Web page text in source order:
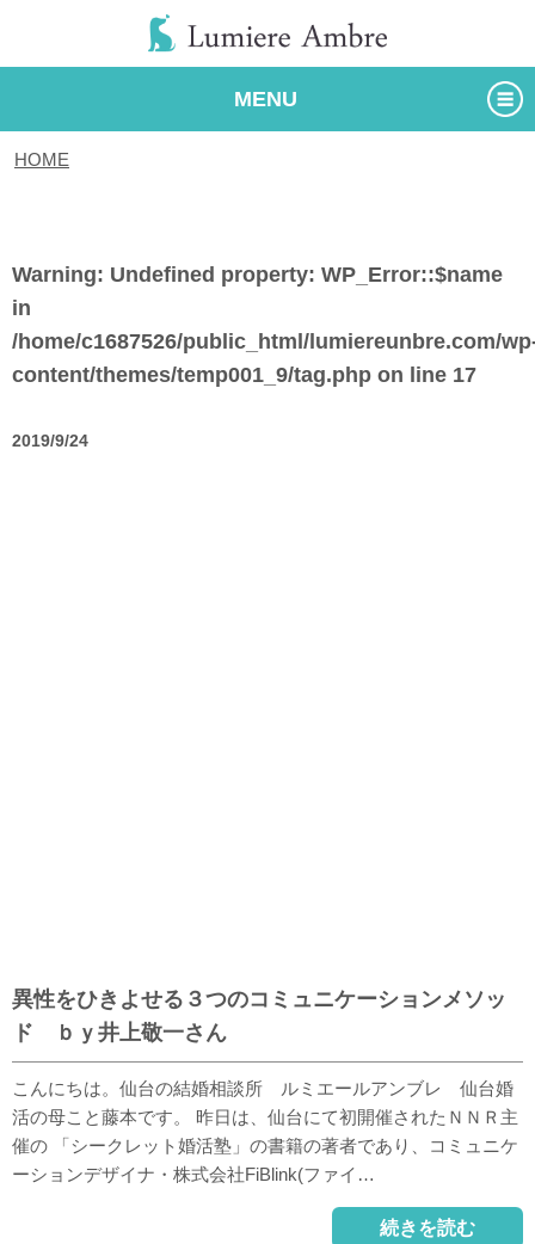
MENU
HOME
Warning: Undefined property: WP_Error::$name
in
/home/c1687526/public_html/lumiereunbre.com/
content/themes/temp001_9/tag.php on line 17
2019/9/24
異性をひきよせる３つのコミュニケーションメソッ
ド ｂｙ井上敬一さん
こんにちは。仙台の結婚相談所 ルミエールアンブレ 仙台婚
活の母こと藤本です。 昨日は、仙台にて初開催されたＮＮＲ主
催の 「シークレット婚活塾」の書籍の著者であり、コミュニケ
ーションデザイナ・株式会社FiBlink(ファイ…
続きを読む